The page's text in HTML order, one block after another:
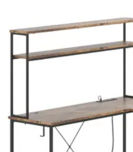
Tendances
ErgoFocus